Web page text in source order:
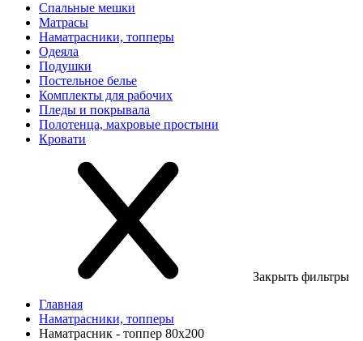
Спальные мешки
Матрасы
Наматрасники, топперы
Одеяла
Подушки
Постельное белье
Комплекты для рабочих
Пледы и покрывала
Полотенца, махровые простыни
Кровати
Закрыть фильтры
Главная
Наматрасники, топперы
Наматрасник - топпер 80х200